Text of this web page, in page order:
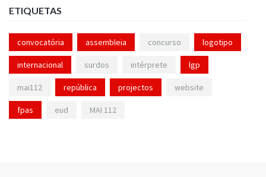
ETIQUETAS
convocatória assembleia concurso logotipo
internacional surdos intérprete lgp
mai112 república projectos website
fpas eud MAI 112